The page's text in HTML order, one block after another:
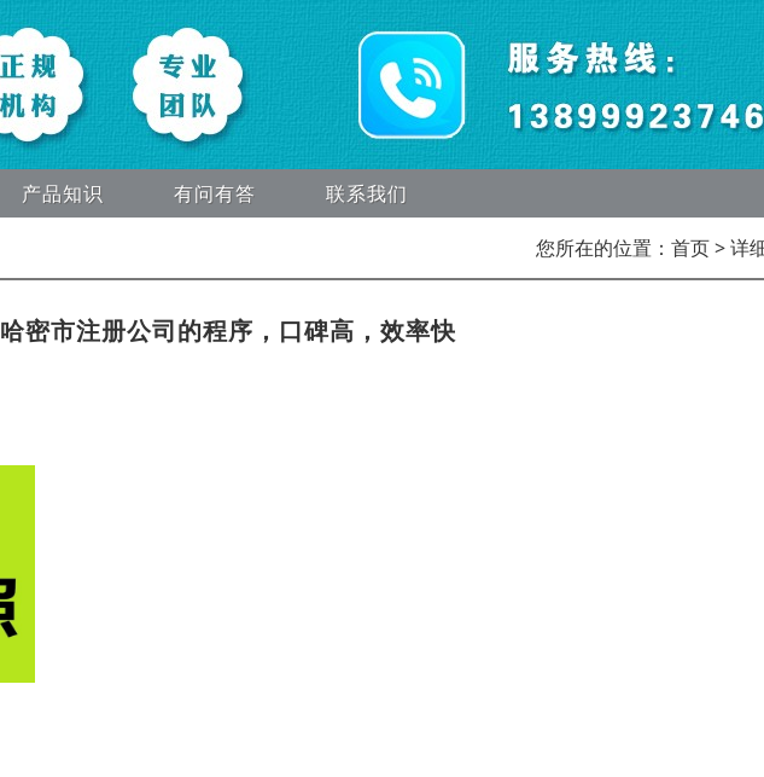
产品知识 有问有答 联系我们
您所在的位置： 首页> 详
哈密市注册公司的程序，口碑高，效率快